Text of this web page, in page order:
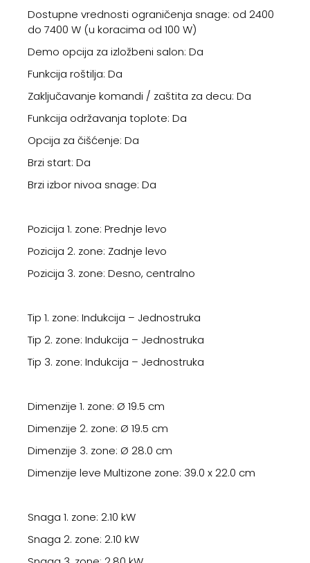
Dostupne vrednosti ograničenja snage: od 2400
do 7400 W (u koracima od 100 W)
Demo opcija za izložbeni salon: Da
Funkcija roštilja: Da
Zaključavanje komandi / zaštita za decu: Da
Funkcija održavanja toplote: Da
Opcija za čišćenje: Da
Brzi start: Da
Brzi izbor nivoa snage: Da
Pozicija 1. zone: Prednje levo
Pozicija 2. zone: Zadnje levo
Pozicija 3. zone: Desno, centralno
Tip 1. zone: Indukcija – Jednostruka
Tip 2. zone: Indukcija – Jednostruka
Tip 3. zone: Indukcija – Jednostruka
Dimenzije 1. zone: Ø 19.5 cm
Dimenzije 2. zone: Ø 19.5 cm
Dimenzije 3. zone: Ø 28.0 cm
Dimenzije leve Multizone zone: 39.0 x 22.0 cm
Snaga 1. zone: 2.10 kW
Snaga 2. zone: 2.10 kW